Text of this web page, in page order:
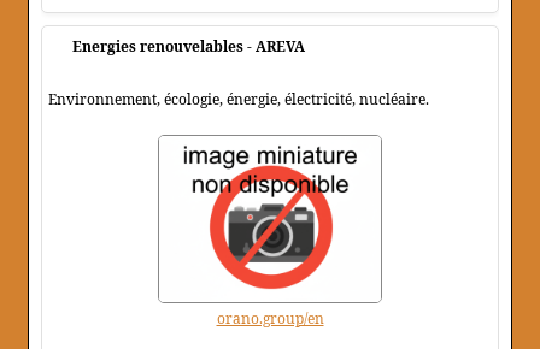
Energies renouvelables - AREVA
Environnement, écologie, énergie, électricité, nucléaire.
orano.group/en